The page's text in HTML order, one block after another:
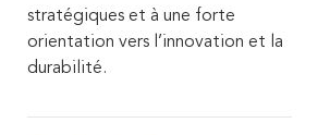
stratégiques et à une forte
orientation vers l’innovation et la
durabilité.